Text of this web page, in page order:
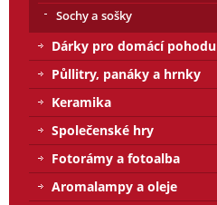
Sochy a sošky
Dárky pro domácí pohodu
Půllitry, panáky a hrnky
Keramika
Společenské hry
Fotorámy a fotoalba
Aromalampy a oleje